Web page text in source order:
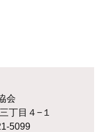
会
丁目４−１
5099